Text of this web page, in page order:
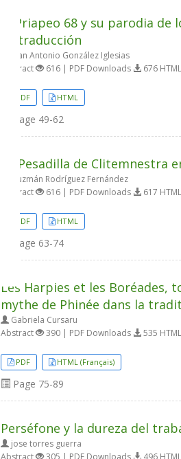
El Priapeo 68 y su parodia
su traducción
Juan Antonio González Iglesias
Abstract
616 | PDF Downloads 676
PDF HTML
Page 49-62
La Pesadilla de Clitemnestra
Guzmán Rodríguez Fernández
Abstract
616 | PDF Downloads 617
PDF HTML
Page 63-74
Les Harpies et les Boréades,
mythe de Phinée dans la
Gabriela Cursaru
Abstract
390 | PDF Downloads 535
PDF HTML (Français)
Page 75-89
Perséfone y la dureza del
jose torres guerra
Abstract
305 | PDF Downloads 496